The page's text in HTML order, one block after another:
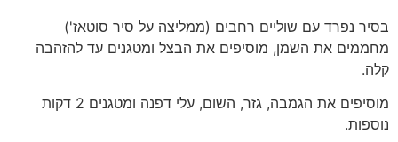
בסיר נפרד עם שוליים רחבים (ממליצה על סיר סוטאז')
מחממים את השמן, מוסיפים את הבצל ומטגנים עד להזהבה
קלה.
מוסיפים את הגמבה, גזר, השום, עלי דפנה ומטגנים 2 דקות
נוספות.